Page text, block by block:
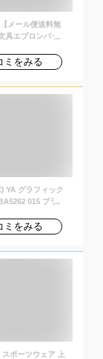
メール便送料無
具エプロンバッグ
ストバッグ ベルト
ナ ベルト通し メン
(si1a113)
ミをみる
YA グラフィック
015 ブラッ
ミをみる
ポーツウェア 上